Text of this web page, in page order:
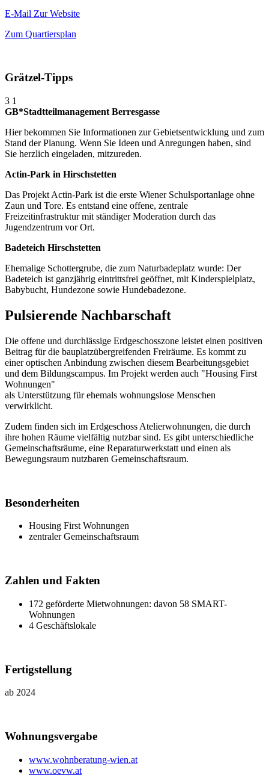
E-Mail Zur Website
Zum Quartiersplan
Grätzel-Tipps
3 1
GB*Stadtteilmanagement Berresgasse
Hier bekommen Sie Informationen zur Gebietsentwicklung und zum
Stand der Planung. Wenn Sie Ideen und Anregungen haben, sind
Sie herzlich eingeladen, mitzureden.
Actin-Park in Hirschstetten
Das Projekt Actin-Park ist die erste Wiener Schulsportanlage ohne
Zaun und Tore. Es entstand eine offene, zentrale
Freizeitinfrastruktur mit ständiger Moderation durch das
Jugendzentrum vor Ort.
Badeteich Hirschstetten
Ehemalige Schottergrube, die zum Naturbadeplatz wurde: Der
Badeteich ist ganzjährig eintrittsfrei geöffnet, mit Kinderspielplatz,
Babybucht, Hundezone sowie Hundebadezone.
Pulsierende Nachbarschaft
Die offene und durchlässige Erdgeschosszone leistet einen positiven
Beitrag für die bauplatzübergreifenden Freiräume. Es kommt zu
einer optischen Anbindung zwischen diesem Bearbeitungsgebiet
und dem Bildungscampus. Im Projekt werden auch "Housing First
Wohnungen"
als Unterstützung für ehemals wohnungslose Menschen
verwirklicht.
Zudem finden sich im Erdgeschoss Atelierwohnungen, die durch
ihre hohen Räume vielfältig nutzbar sind. Es gibt unterschiedliche
Gemeinschaftsräume, eine Reparaturwerkstatt und einen als
Bewegungsraum nutzbaren Gemeinschaftsraum.
Besonderheiten
Housing First Wohnungen
zentraler Gemeinschaftsraum
Zahlen und Fakten
172 geförderte Mietwohnungen: davon 58 SMART-
Wohnungen
4 Geschäftslokale
Fertigstellung
ab 2024
Wohnungsvergabe
www.wohnberatung-wien.at
www.oevw.at